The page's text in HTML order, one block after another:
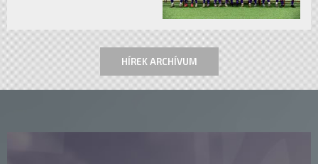
HÍREK ARCHÍVUM